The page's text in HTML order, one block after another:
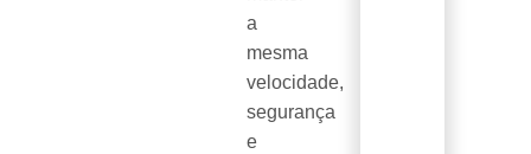
a
mesma
velocidade,
segurança
e